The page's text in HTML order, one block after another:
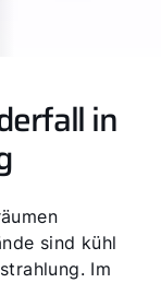
in
sind kühl
Im